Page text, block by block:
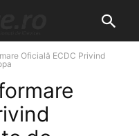
Oficială ECDC Privind